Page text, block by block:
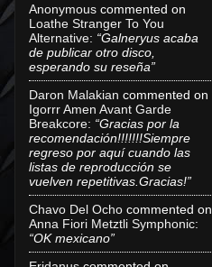
Anonymous commented on
Loathe Stranger To You
Alternative: “Galneryus acaba
de publicar otro disco,
esperando su reseña”
Daron Malakian commented on
Igorrr Amen Avant Garde
Breakcore: “Gracias por la
recomendación!!!!!!!Siempre
regreso por aquí cuando las
listas de reproducción se
vuelven repetitivas.Gracias!”
Chavo Del Ocho commented on
Anna Fiori Metztli Symphonic:
“OK mexicano”